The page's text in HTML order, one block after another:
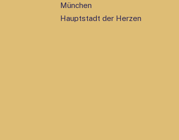
München
Hauptstadt der Herzen